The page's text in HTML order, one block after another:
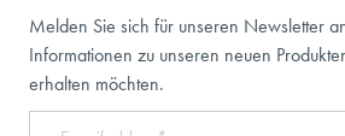
Melden Sie sich für unseren Newsletter
Informationen zu unseren neuen
erhalten möchten.